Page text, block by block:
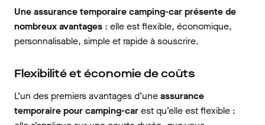
Une assurance temporaire camping-car présente de
nombreux avantages : elle est flexible, économique,
personnalisable, simple et rapide à souscrire.
Flexibilité et économie de coûts
L’un des premiers avantages d’uneassurance
temporaire pour camping-carest qu’elle est flexible :